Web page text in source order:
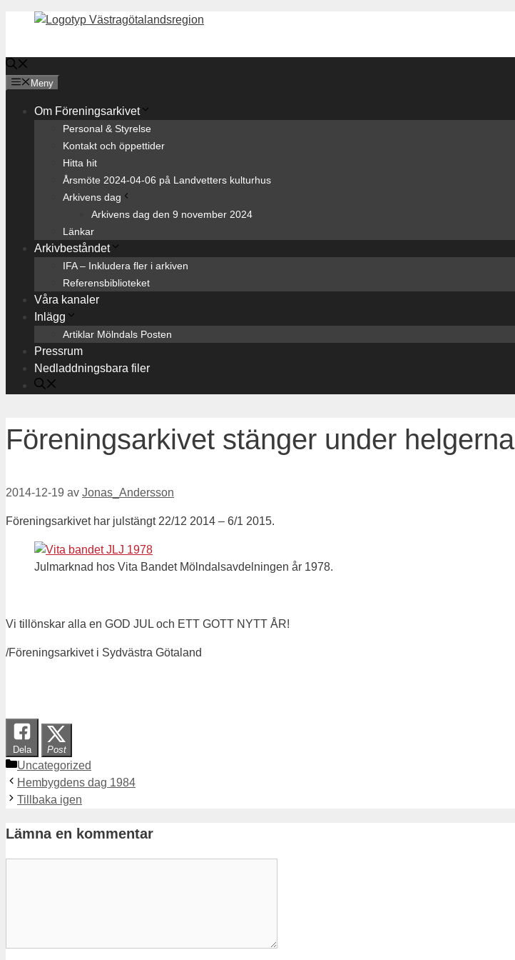
Hoppa
Meny
Om Föreningsarkivet
Personal & Styrelse
Kontakt och öppettider
Hitta hit
Årsmöte 2024-04-06 på Landvetters kulturhus
Arkivens dag
Arkivens dag den 9 november 2024
Länkar
Arkivbeståndet
IFA – Inkludera fler i arkiven
Referensbiblioteket
Våra kanaler
Inlägg
Artiklar Mölndals Posten
Pressrum
Nedladdningsbara filer
Föreningsarkivet stänger under helgerna
2014-12-19 av Jonas_Andersson
Föreningsarkivet har julstängt 22/12 2014 – 6/1 2015.
Julmarknad hos Vita Bandet Mölndalsavdelningen år 1978.
Vi tillönskar alla en GOD JUL och ETT GOTT NYTT ÅR!
/Föreningsarkivet i Sydvästra Götaland
Dela Post
Kategorier
Uncategorized
Hembygdens dag 1984
Tillbaka igen
Lämna en kommentar